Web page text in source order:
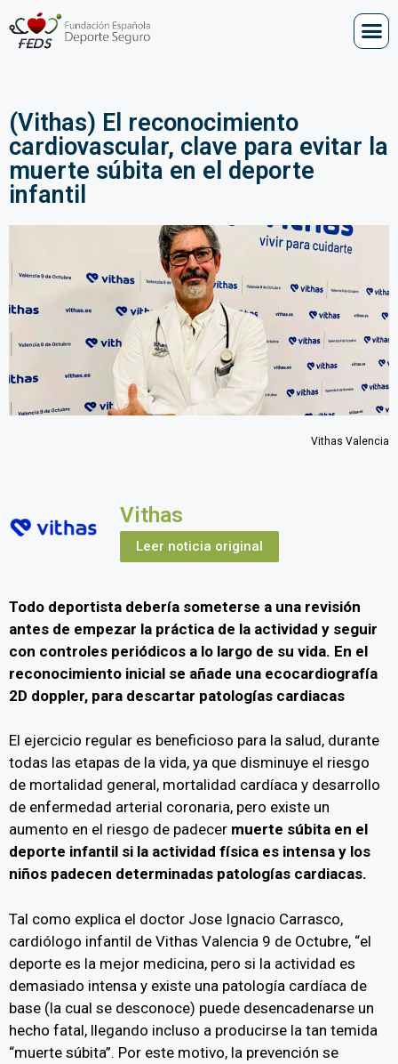
(Vithas) El reconocimiento
cardiovascular, clave para evitar la
muerte súbita en el deporte
infantil
Vithas Valencia
Vithas
Leer noticia original
Todo deportista debería someterse a una revisión
antes de empezar la práctica de la actividad y seguir
con controles periódicos a lo largo de su vida. En el
reconocimiento inicial se añade una ecocardiografía
2D doppler, para descartar patologías cardiacas
El ejercicio regular es beneficioso para la salud, durante
todas las etapas de la vida, ya que disminuye el riesgo
de mortalidad general, mortalidad cardíaca y desarrollo
de enfermedad arterial coronaria, pero existe un
aumento en el riesgo de padecer muerte súbita en el
deporte infantil si la actividad física es intensa y los
niños padecen determinadas patologías cardiacas.
Tal como explica el doctor Jose Ignacio Carrasco,
cardiólogo infantil de Vithas Valencia 9 de Octubre, “el
deporte es la mejor medicina, pero si la actividad es
demasiado intensa y existe una patología cardíaca de
base (la cual se desconoce) puede desencadenarse un
hecho fatal, llegando incluso a producirse la tan temida
“muerte súbita”. Por este motivo, la prevención se